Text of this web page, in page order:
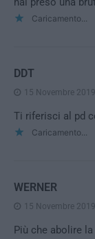
Caricamento...
DDT
15 Novembre
Ti riferisci al pd
Caricamento...
WERNER
15 Novembre
Più che abolire